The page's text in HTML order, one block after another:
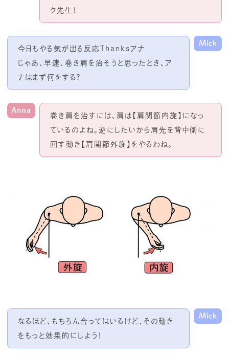
ク先生！
今日もやる気が出る反応Thanksアナ
じゃあ、早速、巻き肩を治そうと思ったとき、ア
ナはまず何をする？
Mick
Anna
巻き肩を治すには、肩は【肩関節内旋】になっ
ているのよね。逆にしたいから肩先を背中側に
回す動き【肩関節外旋】をやるわね。
なるほど、もちろん合ってはいるけど、その動き
をもっと効果的にしよう！
Mick